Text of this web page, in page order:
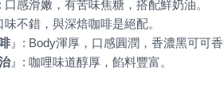
』
』 : 咖哩味道醇厚，餡料豐富。